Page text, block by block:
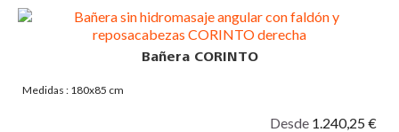
Bañera CORINTO
Medidas : 180x85 cm
Desde 1.240,25 €